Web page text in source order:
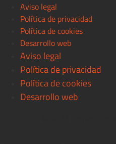
Aviso legal
Política de privacidad
Política de cookies
Desarrollo web
Aviso legal
Política de privacidad
Política de cookies
Desarrollo web